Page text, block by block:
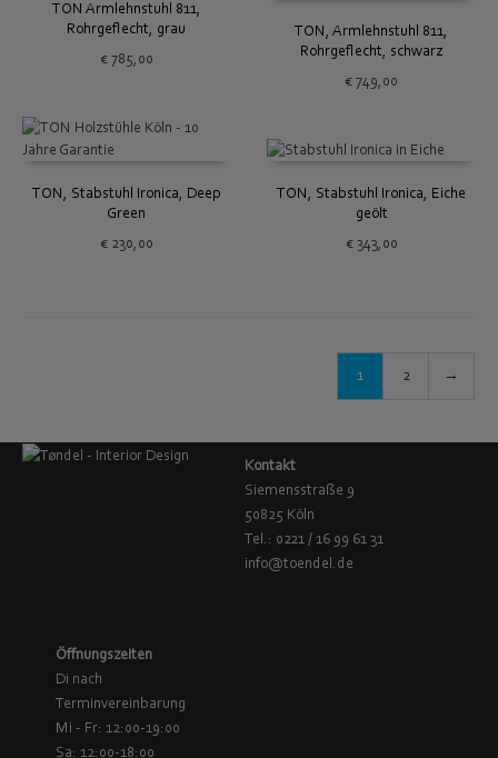
TON Armlehnstuhl 811,
Rohrgeflecht, grau
€785,00
TON, Armlehnstuhl 811,
Rohrgeflecht, schwarz
€ 749,00
TON, Stabstuhl Ironica, Deep
Green
€230,00
TON, Stabstuhl Ironica, Eiche
geölt
€343,00
1 2 →
Kontakt
Siemensstraße 9
50825 Köln
Tel.: 0221 / 16 99 61 31
info@toendel.de
Öffnungszeiten
Di nach
Terminvereinbarung
Mi - Fr: 12:00-19:00
Sa: 12:00-18:00